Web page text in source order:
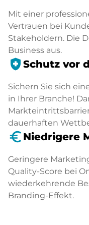
Mit einer
Vertrauen bei
Stakeholdern. Die
Business aus.
health_and_safety Schutz vor
Sichern Sie sich
in Ihrer Branche!
dauerhaften
euro_symbol Niedrigere
Geringere
Quality-Score bei
wiederkehrende
Branding-Effekt.